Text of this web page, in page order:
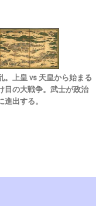
。上皇 vs 天皇から始まる
目の大戦争。武士が政治
進出する。